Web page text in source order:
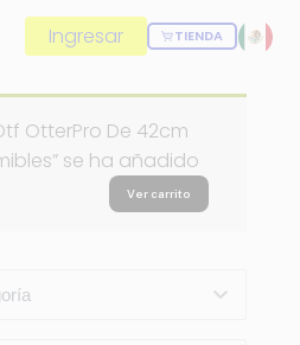
Ingresar TIENDA
OtterPro De 42cm
se ha añadido
Ver carrito